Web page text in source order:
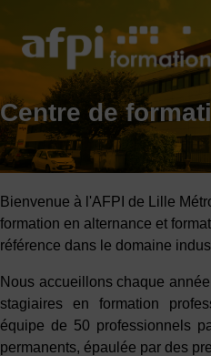
contenu
Centre de
Bienvenue à l'AFPI de Lille
formation en alternance et
référence dans le domaine
Nous accueillons chaque
stagiaires en formation
équipe de 50 professionnels
permanents, épaulée par des